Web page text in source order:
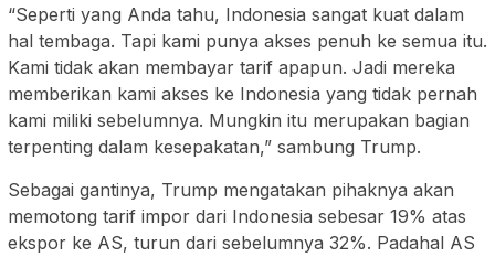
“Seperti yang Anda tahu, Indonesia sangat kuat dalam
hal tembaga. Tapi kami punya akses penuh ke semua itu.
Kami tidak akan membayar tarif apapun. Jadi mereka
memberikan kami akses ke Indonesia yang tidak pernah
kami miliki sebelumnya. Mungkin itu merupakan bagian
terpenting dalam kesepakatan,” sambung Trump.
Sebagai gantinya, Trump mengatakan pihaknya akan
memotong tarif impor dari Indonesia sebesar 19% atas
ekspor ke AS, turun dari sebelumnya 32%. Padahal AS